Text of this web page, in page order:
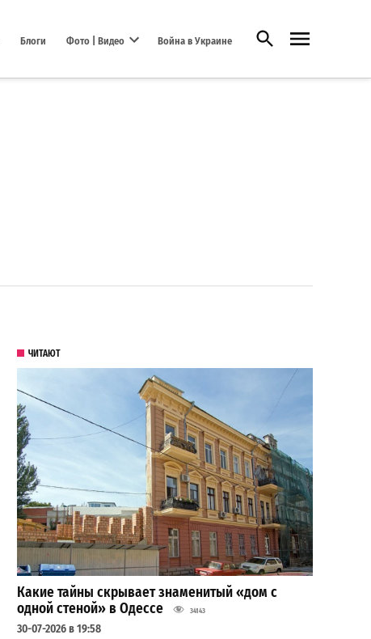
Блоги Фото | Видео Война в Украине Открыть поиск
ЧИТАЮТ
Какие тайны скрывает знаменитый «дом с
одной стеной» в Одессе
34143
30-07-2026 в 19:58